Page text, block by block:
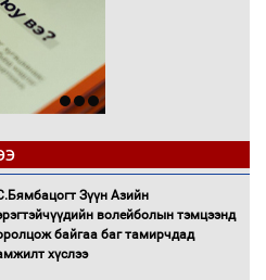
Зүүн Азийн
волейболын тэмцээнд
байгаа баг тамирчдад
хүслээ